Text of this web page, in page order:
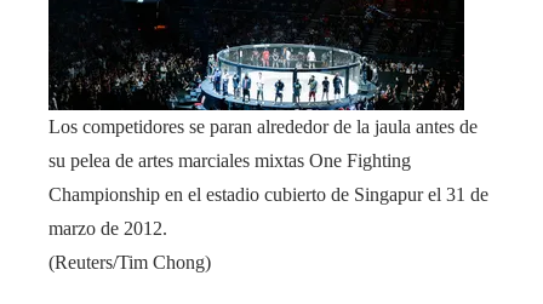
Los competidores se paran alrededor de la jaula antes de
su pelea de artes marciales mixtas One Fighting
Championship en el estadio cubierto de Singapur el 31 de
marzo de 2012.
(Reuters/Tim Chong)